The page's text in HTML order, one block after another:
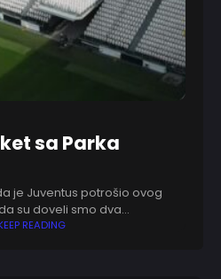
sa Parka
je Juventus potrošio ovog
su doveli smo dva
dvojica novajlija najmanje
READING